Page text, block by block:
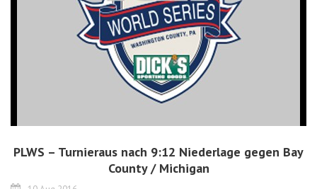
PLWS – Turnieraus nach 9:12 Niederlage gegen Bay
County / Michigan